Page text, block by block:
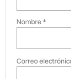
Nombre *
Correo